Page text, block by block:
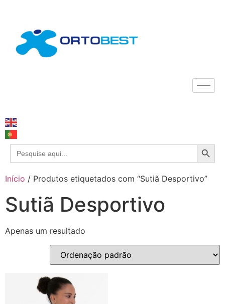
Search
for:
Início / Produtos etiquetados com “Sutiã Desportivo”
Sutiã Desportivo
Apenas um resultado